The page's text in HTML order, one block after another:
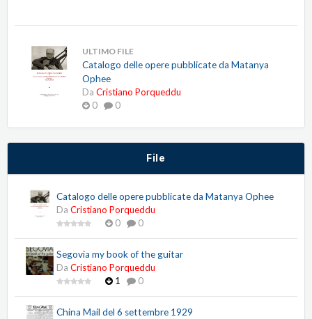
ULTIMO FILE
Catalogo delle opere pubblicate da Matanya
Ophee
Da Cristiano Porqueddu
0
0
File
Catalogo delle opere pubblicate da Matanya Ophee
Da Cristiano Porqueddu
0
0
Segovia my book of the guitar
Da Cristiano Porqueddu
1
0
China Mail del 6 settembre 1929